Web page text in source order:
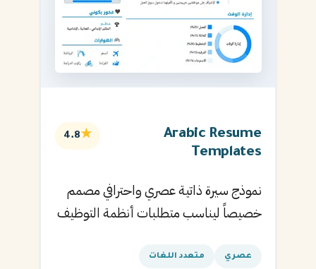
Arabic Resume
Templates
★
4.8
نموذج سيرة ذاتية عصري واحترافي مصمم
خصيصاً ليناسب متطلبات أنظمة التوظيف
القادمة.
عصري متعدد اللغات